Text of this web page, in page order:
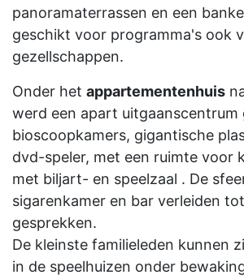
panoramaterrassen en een
geschikt voor programma's ook
gezellschappen.
Onder het appartementenhuis
werd een apart uitgaanscentrum
bioscoopkamers, gigantische
dvd-speler, met een ruimte voor
met biljart- en speelzaal . De
sigarenkamer en bar verleiden
gesprekken.
De kleinste familieleden kunnen
in de speelhuizen onder